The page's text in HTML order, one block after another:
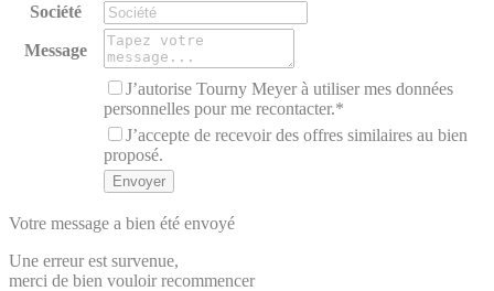
Société
Message
J’autorise Tourny Meyer à utiliser mes données
personnelles pour me recontacter.*
J’accepte de recevoir des offres similaires au bien
proposé.
Votre message a bien été envoyé
Une erreur est survenue,
merci de bien vouloir recommencer